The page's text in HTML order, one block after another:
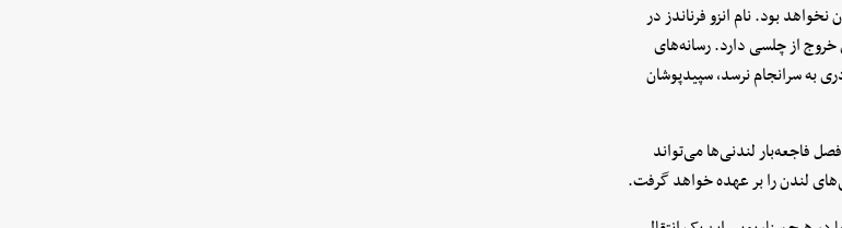
بود. نام انزو فرناندز در
خروج از چلسی دارد. رسانه‌های
به سرانجام نرسد، سپیدپوشان
است، اما فصل فاجعه‌بار لندنی‌ها می‌تواند
لندن را بر عهده خواهد گرفت.